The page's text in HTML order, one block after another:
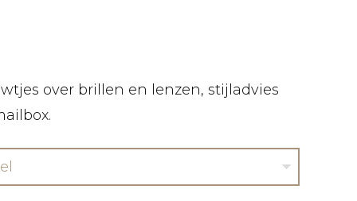
over brillen en lenzen, stijladvies